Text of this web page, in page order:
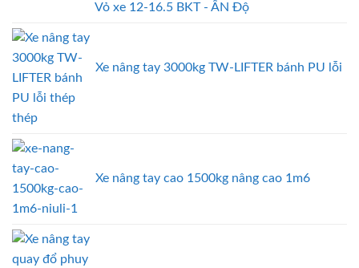
Vỏ xe 12-16.5 BKT - ẤN Độ
Xe nâng tay 3000kg TW-LIFTER bánh PU lỗi
thép
Xe nâng tay cao 1500kg nâng cao 1m6